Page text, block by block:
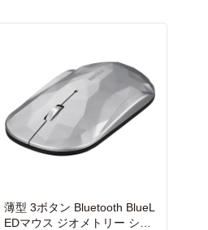
薄型 3ボタン Bluetooth BlueL
EDマウス ジオメトリー シル